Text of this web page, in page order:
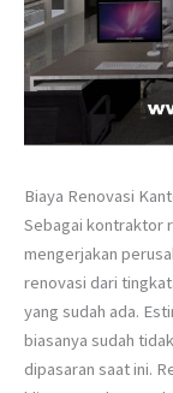
Biaya Renovasi
Sebagai kontraktor
mengerjakan
renovasi dari
yang sudah ada.
biasanya sudah
dipasaran saat ini.